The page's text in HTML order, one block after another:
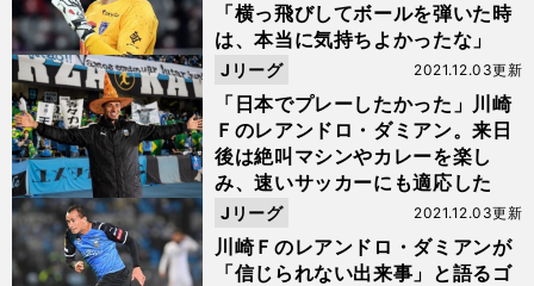
「横っ飛びしてボールを弾いた時
は、本当に気持ちよかったな」
「日本でプレーしたかった」川崎
Ｆのレアンドロ・ダミアン。来日
後は絶叫マシンやカレーを楽し
み、速いサッカーにも適応した
2021.12.03更新
Jリーグ
川崎Ｆのレアンドロ・ダミアンが
「信じられない出来事」と語るゴ
2021.12.03更新
Jリーグ